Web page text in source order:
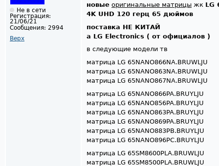
Не в сети
Регистрация:
21/06/21
Сообщения: 2994
Верх
новые оригинальные матрицы жк LG
4K UHD 120 герц 65 дюймов
поставка НЕ КИТАЙ
а LG Electronics ( от официалов )
в следующие модели тв
матрица LG 65NANO866NA.BRUWLJU
матрица LG 65NANO863NA.BRUWLJU
матрица LG 65NANO867NA.BRUWLJU
матрица LG 65NANO866PA.BRUYLJU
матрица LG 65NANO856PA.BRUYLJU
матрица LG 65NANO863PA.BRUYLJU
матрица LG 65NANO869PA.BRUYLJU
матрица LG 65NANO883PB.BRUYLJU
матрица LG 65NANO896PC.BRUYLJU
матрица LG 65SM8600PLA.BRUWLJU
матрица LG 65SM8500PLA.BRUWLJU